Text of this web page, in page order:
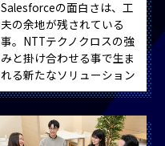
Salesforceの面白さは、工
夫の余地が残されている
事。NTTテクノクロスの強
みと掛け合わせる事で生ま
れる新たなソリューション